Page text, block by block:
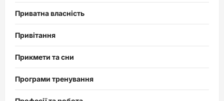
Приватна власність
Привітання
Прикмети та сни
Програми тренування